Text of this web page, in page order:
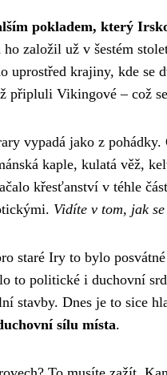
pokladem, který
založil už v šestém
uprostřed krajiny, kde se
Vikingové – což
vypadá jako z
kaple, kulatá věž,
křesťanství v téhle
Vidíte v tom, jak
staré Iry to bylo
to politické i duchovní
stavby. Dnes je to sice
sílu místa.